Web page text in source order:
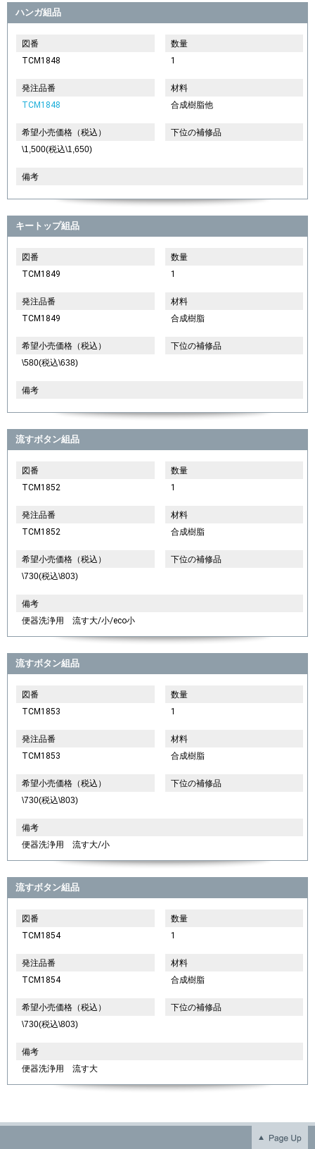
ハンガ組品
図番
TCM1848
数量
1
発注品番
TCM1848
材料
合成樹脂他
希望小売価格（税込）
\1,500(税込\1,650)
下位の補修品
備考
キートップ組品
図番
TCM1849
数量
1
発注品番
TCM1849
材料
合成樹脂
希望小売価格（税込）
\580(税込\638)
下位の補修品
備考
流すボタン組品
図番
TCM1852
数量
1
発注品番
TCM1852
材料
合成樹脂
希望小売価格（税込）
\730(税込\803)
下位の補修品
備考
便器洗浄用 流す大/小/eco小
流すボタン組品
図番
TCM1853
数量
1
発注品番
TCM1853
材料
合成樹脂
希望小売価格（税込）
\730(税込\803)
下位の補修品
備考
便器洗浄用 流す大/小
流すボタン組品
図番
TCM1854
数量
1
発注品番
TCM1854
材料
合成樹脂
希望小売価格（税込）
\730(税込\803)
下位の補修品
備考
便器洗浄用 流す大